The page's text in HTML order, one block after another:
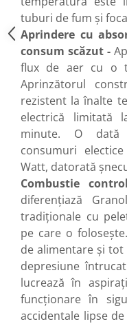
tuburi de fum şi
Aprindere cu
consum scăzut -
flux de aer cu o
Aprinzătorul
rezistent la înalte
electrică limitată
minute. O dată
consumuri
Watt, datorată
Combustie
diferenţiază
tradiţionale cu
pe care o
de alimentare şi
depresiune
lucrează în
funcţionare în
accidentale lipse